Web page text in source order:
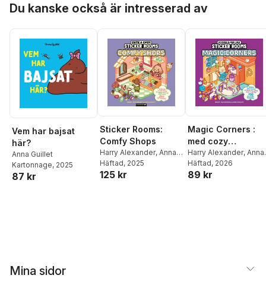
Du kanske också är intresserad av
Vem har bajsat
här?
Anna Guillet
Kartonnage, 2025
87 kr
Sticker Rooms:
Comfy Shops
Harry Alexander, Anna
Guillet
Häftad, 2025
125 kr
Magic Corners :
med cozy
klistermärken
Harry Alexander, Anna
Guillet
Häftad, 2026
89 kr
Mina sidor